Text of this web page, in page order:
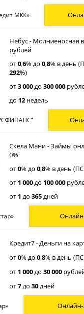
МКК»
Небус - Молниеносная
рублей
от0,6% до0,8% в день
292%)
от3 000до300 000
до 12 недель
Скела Мани - Займы
0%
от0% до0,8% в день
от 1 000до 100 000
от 1 до365дней
Кредит7 - Деньги на
от0% до0,8% в день
от 1 000до30 000
от7до30дней
Онлайн-